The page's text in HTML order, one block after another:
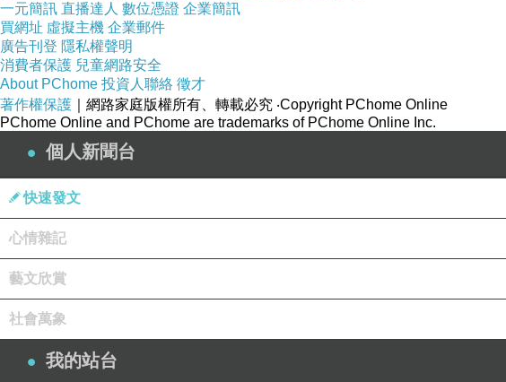
一元簡訊 直播達人 數位憑證 企業簡訊
買網址 虛擬主機 企業郵件
廣告刊登 隱私權聲明
消費者保護 兒童網路安全
About PChome 投資人聯絡 徵才
著作權保護 ｜網路家庭版權所有、轉載必究 ‧Copyright PChome Online
PChome Online and PChome are trademarks of PChome Online Inc.
個人新聞台
快速發文
心情雜記
藝文欣賞
社會萬象
我的站台